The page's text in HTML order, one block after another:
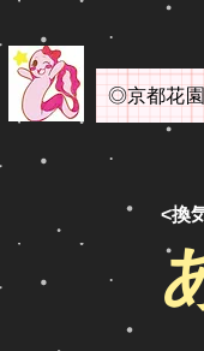
◎京都花
<換